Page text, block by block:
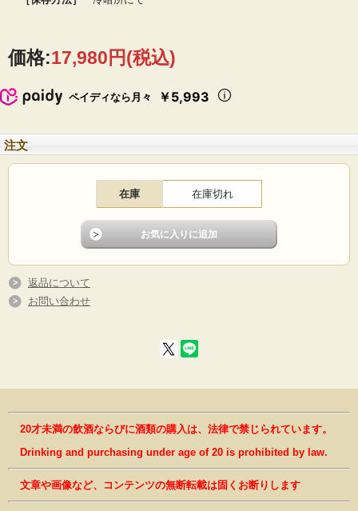
価格:17,980円(税込)
ペイディなら月々 ￥5,993
注文
在庫 在庫切れ
返品について
お問い合わせ
20才未満の飲酒ならびに酒類の購入は、法律で禁じられています。
Drinking and purchasing under age of 20 is prohibited by law.
文章や画像など、コンテンツの無断転載は固くお断りします